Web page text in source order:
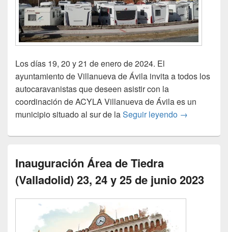
Los días 19, 20 y 21 de enero de 2024. El
ayuntamiento de Villanueva de Ávila invita a todos los
autocaravanistas que deseen asistir con la
coordinación de ACYLA Villanueva de Ávila es un
municipio situado al sur de laSeguir leyendo Villanueva
→
Inauguración Área de Tiedra
(Valladolid) 23, 24 y 25 de junio 2023